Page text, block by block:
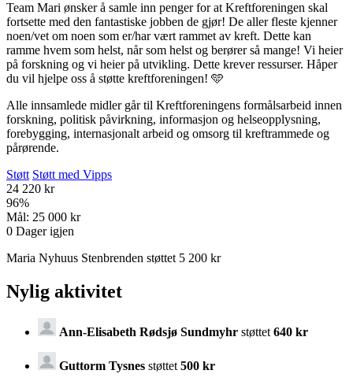
Team Mari ønsker å samle inn penger for at Kreftforeningen skal
fortsette med den fantastiske jobben de gjør! De aller fleste kjenner
noen/vet om noen som er/har vært rammet av kreft. Dette kan
ramme hvem som helst, når som helst og berører så mange! Vi heier
på forskning og vi heier på utvikling. Dette krever ressurser. Håper
du vil hjelpe oss å støtte kreftforeningen! 🩵
Alle innsamlede midler går til Kreftforeningens formålsarbeid innen
forskning, politisk påvirkning, informasjon og helseopplysning,
forebygging, internasjonalt arbeid og omsorg til kreftrammede og
pårørende.
Støtt Støtt med Vipps
24 220 kr
96%
Mål: 25 000 kr
0 Dager igjen
Maria Nyhuus Stenbrenden støttet 5 200 kr
Nylig aktivitet
Ann-Elisabeth Rødsjø Sundmyhr støttet 640 kr
Guttorm Tysnes støttet 500 kr